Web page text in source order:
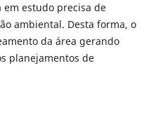
em estudo precisa de
ambiental. Desta forma, o
da área gerando
planejamentos de